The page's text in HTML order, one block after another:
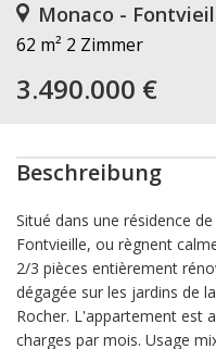
Monaco -
62 m² 2 Zimmer
3.490.000 €
Beschreibung
Situé dans une résidence
Fontvieille, ou règnent
2/3 pièces entièrement
dégagée sur les jardins de
Rocher. L'appartement est
charges par mois. Usage